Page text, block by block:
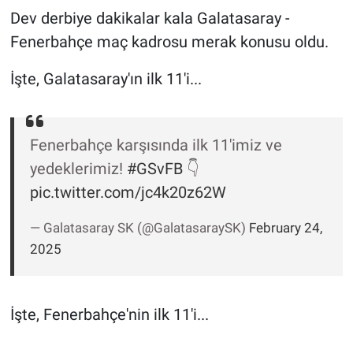
Dev derbiye dakikalar kala Galatasaray -
Fenerbahçe maç kadrosu merak konusu oldu.
İşte, Galatasaray'ın ilk 11'i...
Fenerbahçe karşısında ilk 11'imiz ve
yedeklerimiz! #GSvFB👇
pic.twitter.com/jc4k20z62W
— Galatasaray SK (@GalatasaraySK) February 24,
2025
İşte, Fenerbahçe'nin ilk 11'i...
Gündem Özel
Günün görüntüsü
Haber
Kimdir
Koronavirüs
Ne demişti